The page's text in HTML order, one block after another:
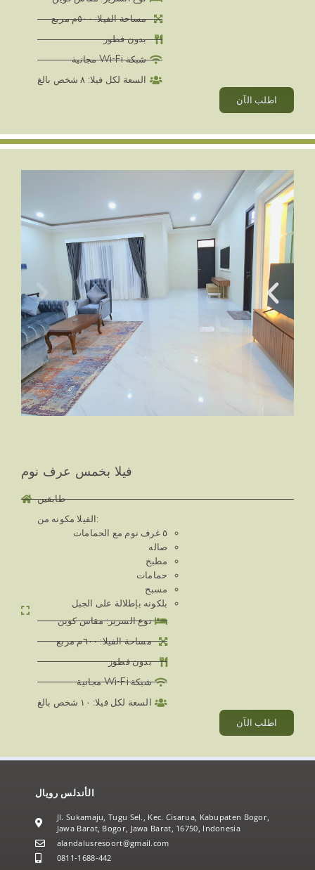
مساحة الفيلا: ٥٠٠م مربع
بدون فطور
شبكة Wi-Fi مجانية
السعة لكل فيلا: ٨ شخص بالغ
اطلب الآن
فيلا بخمس عرف نوم
طابقين
الفيلا مكونه من:
٥ غرف نوم مع الحمامات
صاله
مطبخ
حمامات
مسبح
بلكونه بإطلالة على الجبل
نوع السرير: مقاس كوين
مساحة الفيلا: ٦٠٠م مربع
بدون فطور
شبكة Wi-Fi مجانية
السعة لكل فيلا: ١٠ شخص بالغ
اطلب الآن
الأندلس رويال
Jl. Sukamaju, Tugu Sel., Kec. Cisarua, Kabupaten Bogor,
Jawa Barat, Bogor, Jawa Barat, 16750, Indonesia
alandalusresoort@gmail.com
0811-1688-442